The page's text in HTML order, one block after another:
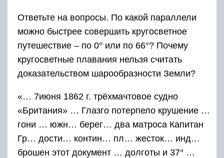
Ответьте на вопросы. По какой параллели
можно быстрее совершить кругосветное
путешествие – по 0° или по 66°? Почему
кругосветные плавания нельзя считать
доказательством шарообразности Земли?
«… 7июня 1862 г. трёхмачтовое судно
«Британия» … Глазго потерпело крушение …
гони … южн… берег… два матроса Капитан
Гр… дости… контин… пл… жесток… инд…
брошен этот документ … долготы и 37° …